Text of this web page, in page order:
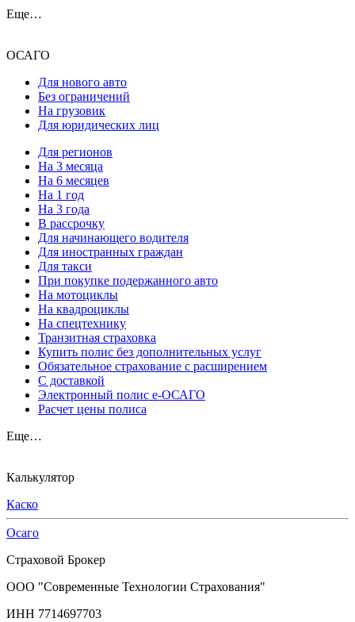
Еще…
ОСАГО
Для нового авто
Без ограничений
На грузовик
Для юридических лиц
Для регионов
На 3 месяца
На 6 месяцев
На 1 год
На 3 года
В рассрочку
Для начинающего водителя
Для иностранных граждан
Для такси
При покупке подержанного авто
На мотоциклы
На квадроциклы
На спецтехнику
Транзитная страховка
Купить полис без дополнительных услуг
Обязательное страхование с расширением
С доставкой
Электронный полис е-ОСАГО
Расчет цены полиса
Еще…
Калькулятор
Каско
Осаго
Страховой Брокер
ООО "Современные Технологии Страхования"
ИНН 7714697703